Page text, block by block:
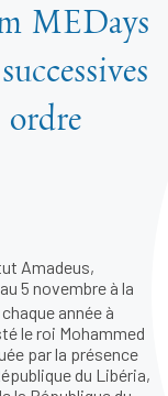
MEDays
ordre
Amadeus,
5 novembre à la
année à
le roi Mohammed
par la présence
du Libéria,